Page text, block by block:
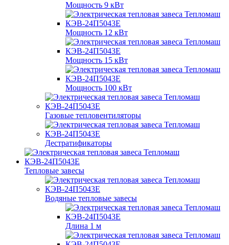
Мощность 9 кВт
Мощность 12 кВт
Мощность 15 кВт
Мощность 100 кВт
Газовые тепловентиляторы
Дестратификаторы
Тепловые завесы
Водяные тепловые завесы
Длина 1 м